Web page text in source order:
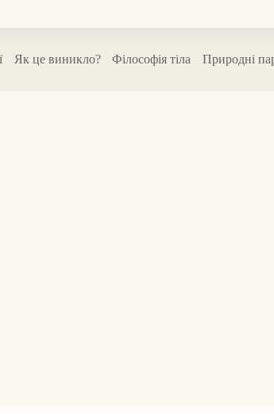
Як це виникло? Філософія тіла Природні